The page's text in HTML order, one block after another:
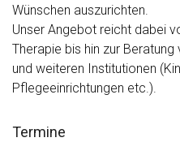
Wünschen aus­zurichten.
Unser Angebot reicht dabei
Therapie bis hin zur
und weiteren Institu­tionen
Pflegeeinrichtungen etc.).
Termine